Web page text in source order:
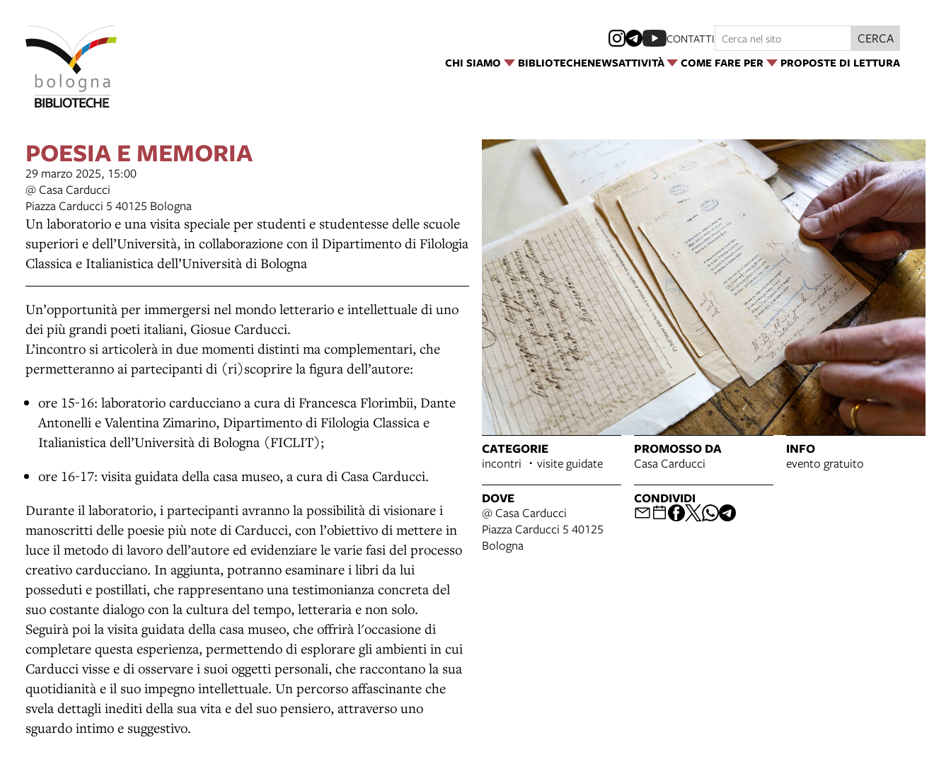
CHI SIAMO BIBLIOTECHENEWSATTIVITÀ COME FARE PER PROPOSTE DI LETTURA
CONTATTI CERCA
POESIA E MEMORIA
29 marzo 2025, 15:00
@ Casa Carducci
Piazza Carducci 5 40125 Bologna
Un laboratorio e una visita speciale per studenti e studentesse delle scuole
superiori e dell’Università, in collaborazione con il Dipartimento di Filologia
Classica e Italianistica dell’Università di Bologna
Un’opportunità per immergersi nel mondo letterario e intellettuale di uno
dei più grandi poeti italiani, Giosue Carducci.
L’incontro si articolerà in due momenti distinti ma complementari, che
permetteranno ai partecipanti di (ri)scoprire la figura dell’autore:
ore 15-16: laboratorio carducciano a cura di Francesca Florimbii, Dante
Antonelli e Valentina Zimarino, Dipartimento di Filologia Classica e
Italianistica dell’Università di Bologna (FICLIT);
ore 16-17: visita guidata della casa museo, a cura di Casa Carducci.
Durante il laboratorio, i partecipanti avranno la possibilità di visionare i
manoscritti delle poesie più note di Carducci, con l’obiettivo di mettere in
luce il metodo di lavoro dell’autore ed evidenziare le varie fasi del processo
creativo carducciano. In aggiunta, potranno esaminare i libri da lui
posseduti e postillati, che rappresentano una testimonianza concreta del
suo costante dialogo con la cultura del tempo, letteraria e non solo.
Seguirà poi la visita guidata della casa museo, che offrirà l'occasione di
completare questa esperienza, permettendo di esplorare gli ambienti in cui
Carducci visse e di osservare i suoi oggetti personali, che raccontano la sua
quotidianità e il suo impegno intellettuale. Un percorso affascinante che
svela dettagli inediti della sua vita e del suo pensiero, attraverso uno
sguardo intimo e suggestivo.
CATEGORIE
incontri
visite guidate
PROMOSSO DA
Casa Carducci
INFO
evento gratuito
DOVE
@ Casa Carducci
Piazza Carducci 5 40125
Bologna
CONDIVIDI